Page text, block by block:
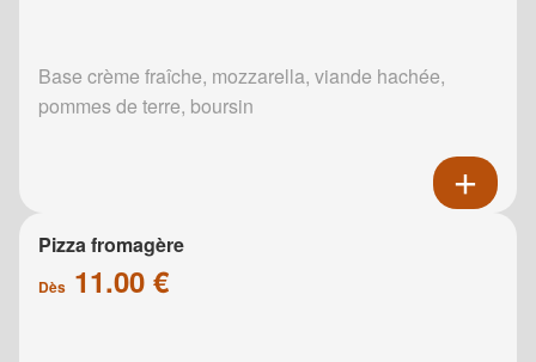
Base crème fraîche, mozzarella, viande hachée,
pommes de terre, boursin
Pizza fromagère
Dès 11.00 €